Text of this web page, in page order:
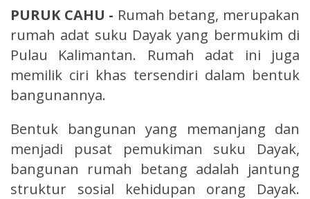
PURUK CAHU - Rumah betang, merupakan
rumah adat suku Dayak yang bermukim di
Pulau Kalimantan. Rumah adat ini juga
memilik ciri khas tersendiri dalam bentuk
bangunannya.
Bentuk bangunan yang memanjang dan
menjadi pusat pemukiman suku Dayak,
bangunan rumah betang adalah jantung
struktur sosial kehidupan orang Dayak.